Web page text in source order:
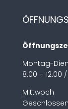
Montag-
8.00 – 12:00 /
Mittwoch
Geschlossen